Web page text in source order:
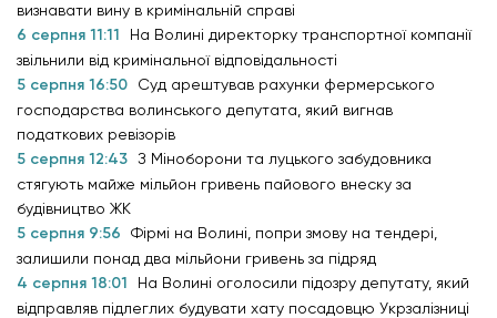
визнавати вину в кримінальній справі
6 серпня 11:11
На Волині директорку транспортної компанії
звільнили від кримінальної відповідальності
5 серпня 16:50
Суд арештував рахунки фермерського
господарства волинського депутата, який вигнав
податкових ревізорів
5 серпня 12:43 З Міноборони та луцького забудовника
стягують майже мільйон гривень пайового внеску за
будівництво ЖК
5 серпня 9:56
Фірмі на Волині, попри змову на тендері,
залишили понад два мільйони гривень за підряд
4 серпня 18:01
На Волині оголосили підозру депутату, який
відправляв підлеглих будувати хату посадовцю Укрзалізниці